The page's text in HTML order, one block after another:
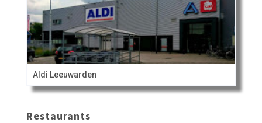
Aldi Leeuwarden
Restaurants